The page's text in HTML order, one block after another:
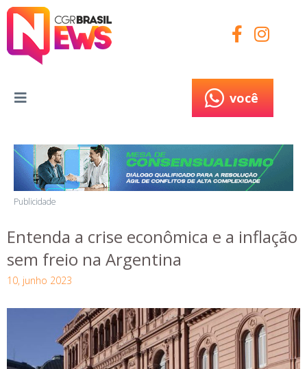
você
Publicidade
Entenda a crise econômica e a inflação
sem freio na Argentina
10, junho 2023